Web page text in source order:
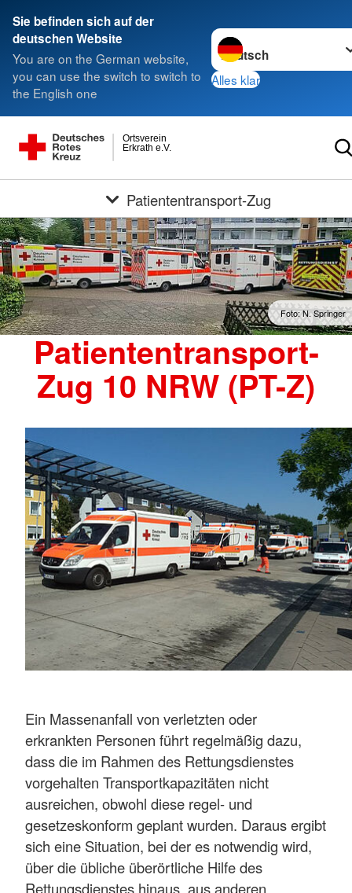
Sie befinden sich auf der
deutschen Website
You are on the German website,
you can use the switch to switch to
the English one
Sprache wechseln zu
Alles klar
Erkrath e.V.
Ortsverein
Patiententransport-Zug
Foto: N. Springer
Patiententransport-
Zug 10 NRW (PT-Z)
Ein Massenanfall von verletzten oder
erkrankten Personen führt regelmäßig dazu,
dass die im Rahmen des Rettungsdienstes
vorgehalten Transportkapazitäten nicht
ausreichen, obwohl diese regel- und
gesetzeskonform geplant wurden. Daraus ergibt
sich eine Situation, bei der es notwendig wird,
über die übliche überörtliche Hilfe des
Rettungsdienstes hinaus, aus anderen